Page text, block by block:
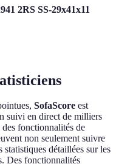
2RS SS-29x41x11
SofaScore est
suivi en direct de milliers
fonctionnalités de
non seulement suivre
statistiques détaillées sur les
Des fonctionnalités